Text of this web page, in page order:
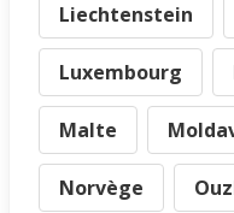
Liechtenstein
Luxembourg
Malte
Norvège